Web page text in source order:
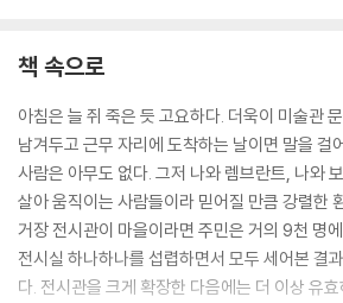
책 속으로
아침은 늘 쥐 죽은 듯 고요하다. 더욱이 미술관
남겨두고 근무 자리에 도착하는 날이면 말을 걸
사람은 아무도 없다. 그저 나와 렘브란트, 나와
살아 움직이는 사람들이라 믿어질 만큼 강렬한
거장 전시관이 마을이라면 주민은 거의 9천 명
전시실 하나하나를 섭렵하면서 모두 세어본 결
다. 전시관을 크게 확장한 다음에는 더 이상 유